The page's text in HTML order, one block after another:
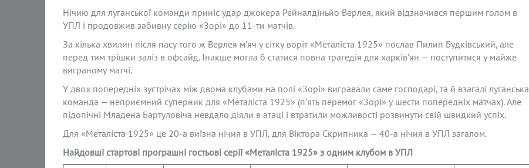
Нічию для луганської команди приніс удар джокера Рейналдіньйо Верлея, який відзначився першим голом в
УПЛ і продовжив забивну серію «Зорі» до 11-ти матчів.
За кілька хвилин після пасу того ж Верлея м’яч у сітку воріт «Металіста 1925» послав Пилип Будківський, але
перед тим трішки заліз в офсайд. Інакше могла б статися повна трагедія для харків’ян — поступитися у майже
виграному матчі.
У двох попередніх зустрічах між двома клубами на полі «Зорі» вигравали саме господарі, та й взагалі луганська
команда — неприємний суперник для «Металіста 1925» (п’ять перемог «Зорі» у шести попередніх матчах). Але
підопічні Младена Бартуловіча невдало діяли в атаці і втратили можливості розвинути свій швидкий успіх.
Для «Металіста 1925» це 20-а виїзна нічия в УПЛ, для Віктора Скрипника — 40-а нічия в УПЛ загалом.
Найдовші стартові програшні гостьові серії «Металіста 1925» з одним клубом в УПЛ